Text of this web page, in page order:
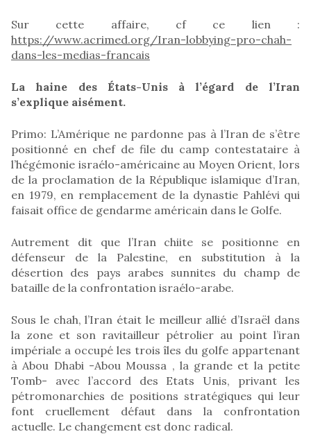
Sur cette affaire, cf ce lien :
https://www.acrimed.org/Iran-lobbying-pro-chah-
dans-les-medias-francais
La haine des États-Unis à l’égard de l’Iran
s’explique aisément.
Primo: L’Amérique ne pardonne pas à l’Iran de s’être
positionné en chef de file du camp contestataire à
l’hégémonie israélo-américaine au Moyen Orient, lors
de la proclamation de la République islamique d’Iran,
en 1979, en remplacement de la dynastie Pahlévi qui
faisait office de gendarme américain dans le Golfe.
Autrement dit que l’Iran chiite se positionne en
défenseur de la Palestine, en substitution à la
désertion des pays arabes sunnites du champ de
bataille de la confrontation israélo-arabe.
Sous le chah, l’Iran était le meilleur allié d’Israël dans
la zone et son ravitailleur pétrolier au point l’iran
impériale a occupé les trois îles du golfe appartenant
à Abou Dhabi -Abou Moussa , la grande et la petite
Tomb- avec l’accord des Etats Unis, privant les
pétromonarchies de positions stratégiques qui leur
font cruellement défaut dans la confrontation
actuelle. Le changement est donc radical.